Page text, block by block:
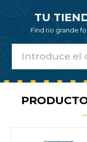
TU
Find rio grande